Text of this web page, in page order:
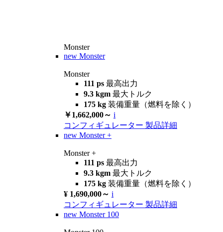
Monster
new Monster
Monster
111 ps 最高出力
9.3 kgm 最大トルク
175 kg 装備重量（燃料を除く）
￥1,662,000～ i
コンフィギュレーター 製品詳細
new Monster +
Monster +
111 ps 最高出力
9.3 kgm 最大トルク
175 kg 装備重量（燃料を除く）
¥ 1,690,000～ i
コンフィギュレーター 製品詳細
new Monster 100